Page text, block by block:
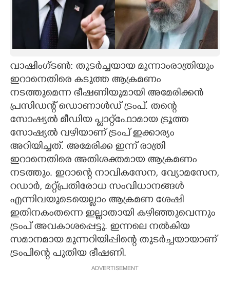
ZOOM
CONTACT US
വാഷിംഗ്ടൺ: തുടർച്ചയായ മൂന്നാംരാത്രിയും
ഇറാനെതിരെ കടുത്ത ആക്രമണം
നടത്തുമെന്ന ഭീഷണിയുമായി അമേരിക്കൻ
പ്രസിഡന്റ് ഡൊണാൾഡ് ട്രംപ്. തന്റെ
സോഷ്യൽ മീഡിയ പ്ലാറ്റ്ഫോമായ ട്രൂത്ത
സോഷ്യൽ വഴിയാണ് ട്രംപ് ഇക്കാര്യം
അറിയിച്ചത്. അമേരിക്ക ഇന്ന് രാത്രി
ഇറാനെതിരെ അതിശക്തമായ ആക്രമണം
നടത്തും. ഇറാന്റെ നാവികസേന,​ വ്യോമസേന,​
റഡാർ,​ മറ്റ്പ്രതിരോധ സംവിധാനങ്ങൾ
എന്നിവയുടെയെല്ലാം ആക്രമണ ശേഷി
ഇതിനകംതന്നെ ഇല്ലാതായി കഴിഞ്ഞുവെന്നും
ട്രംപ് അവകാശപ്പെട്ടു. ഇന്നലെ നൽകിയ
സമാനമായ മുന്നറിയിപ്പിന്റെ തുടർച്ചയായാണ്
ട്രംപിന്റെ പുതിയ ഭീഷണി.
ADVERTISEMENT